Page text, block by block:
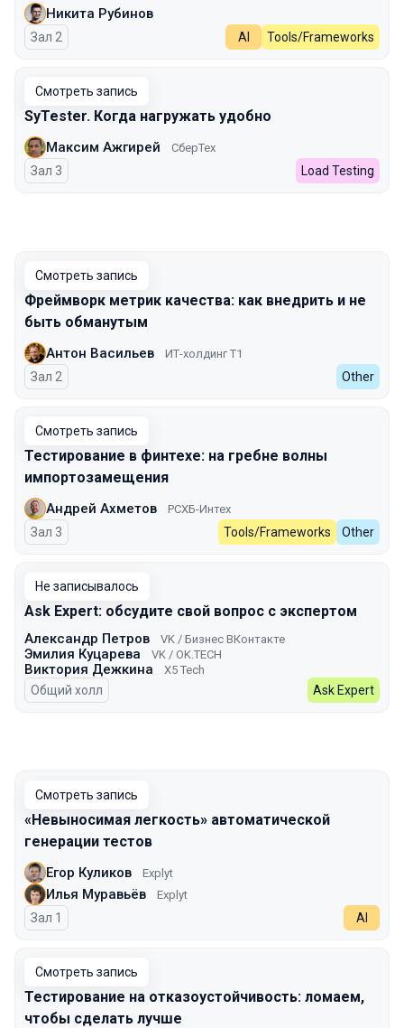
Никита Рубинов
Зал 2 AI Tools/Frameworks
Смотреть запись
SyTester. Когда нагружать удобно
Максим Ажгирей СберТех
Зал 3 Load Testing
Смотреть запись
Фреймворк метрик качества: как внедрить и не
быть обманутым
Антон Васильев ИТ-холдинг Т1
Зал 2 Other
Смотреть запись
Тестирование в финтехе: на гребне волны
импортозамещения
Андрей Ахметов РСХБ-Интех
Зал 3 Tools/Frameworks Other
Не записывалось
Ask Expert: обсудите свой вопрос с экспертом
Александр Петров VK / Бизнес ВКонтакте
Эмилия Куцарева VK / ОK.TECH
Виктория Дежкина X5 Tech
Общий холл Ask Expert
Смотреть запись
«Невыносимая легкость» автоматической
генерации тестов
Егор Куликов Explyt
Илья Муравьёв Explyt
Зал 1 AI
Смотреть запись
Тестирование на отказоустойчивость: ломаем,
чтобы сделать лучше